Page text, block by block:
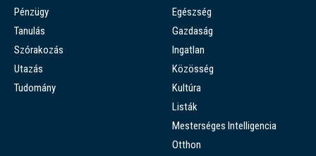
Pénzügy
Tanulás
Szórakozás
Utazás
Tudomány
Egészség
Gazdaság
Ingatlan
Közösség
Kultúra
Listák
Mesterséges Intelligencia
Otthon